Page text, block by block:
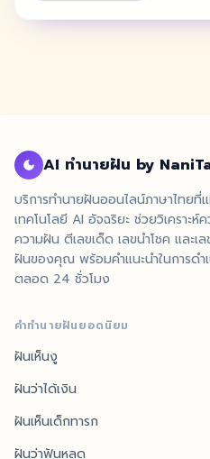
AI ทำนายฝัน by
บริการทำนายฝันออนไลน์ภาษาไทย
เทคโนโลยี AI อัจฉริยะ ช่วยวิเคราะห์
ความฝัน ตีเลขเด็ด เลขนำโชค และเ
ฝันของคุณ พร้อมคำแนะนำในการดำ
ตลอด 24 ชั่วโมง
คำทำนายฝันยอดนิยม
ฝันเห็นงู
ฝันว่าได้เงิน
ฝันเห็นเด็กทารก
ฝันว่าฟันหลุด